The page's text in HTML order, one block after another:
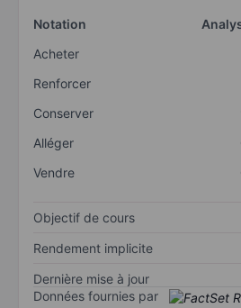
Notation
Acheter
Renforcer
Conserver
Alléger
Vendre
Objectif de cours
Rendement implicite
Dernière mise à jour
Données fournies par